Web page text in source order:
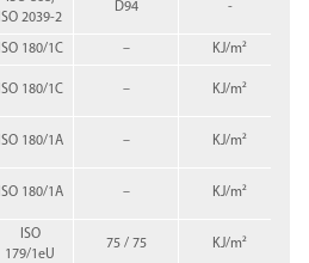
ISO 2039-2
D94 -
ISO 180/1C – KJ/m²
ISO 180/1C – KJ/m²
ISO 180/1A – KJ/m²
ISO 180/1A – KJ/m²
ISO
179/1eU
75 / 75 KJ/m²